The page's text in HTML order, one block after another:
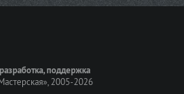
поддержка
, 2005-2026